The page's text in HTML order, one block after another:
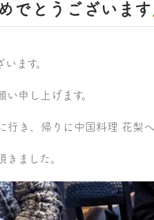
でとうございます
ます。
申し上げます。
行き、帰りに中国料理 花梨へ
きました。